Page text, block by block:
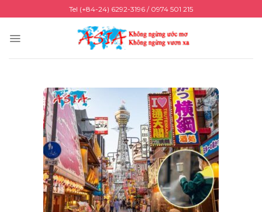
to
content
Tel (+84-24) 6292-3196 / 0974 501 215